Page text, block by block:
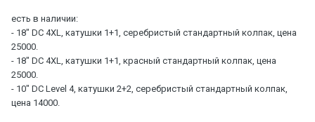
есть в наличии:
- 18" DC 4XL, катушки 1+1, серебристый стандартный колпак, цена
25000.
- 18" DC 4XL, катушки 1+1, красный стандартный колпак, цена
25000.
- 10" DC Level 4, катушки 2+2, серебристый стандартный колпак,
цена 14000.